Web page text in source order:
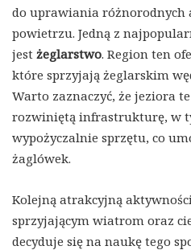
do uprawiania różnorodnych
powietrzu. Jedną z
jest żeglarstwo. Region ten
które sprzyjają żeglarskim
Warto zaznaczyć, że jeziora
rozwiniętą infrastrukturę, w
wypożyczalnie sprzętu, co
żaglówek.
Kolejną atrakcyjną
sprzyjającym wiatrom oraz
decyduje się na naukę tego